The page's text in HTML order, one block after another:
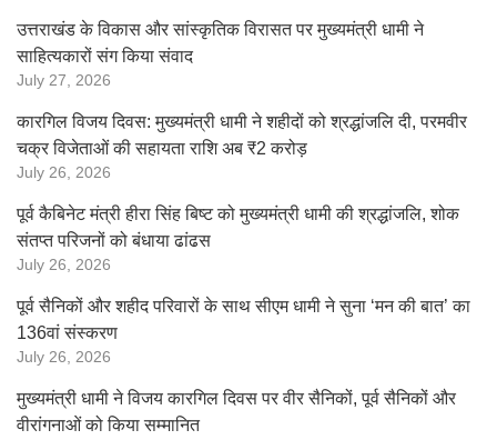
उत्तराखंड के विकास और सांस्कृतिक विरासत पर मुख्यमंत्री धामी ने
साहित्यकारों संग किया संवाद
July 27, 2026
कारगिल विजय दिवस: मुख्यमंत्री धामी ने शहीदों को श्रद्धांजलि दी, परमवीर
चक्र विजेताओं की सहायता राशि अब ₹2 करोड़
July 26, 2026
पूर्व कैबिनेट मंत्री हीरा सिंह बिष्ट को मुख्यमंत्री धामी की श्रद्धांजलि, शोक
संतप्त परिजनों को बंधाया ढांढस
July 26, 2026
पूर्व सैनिकों और शहीद परिवारों के साथ सीएम धामी ने सुना ‘मन की बात’ का
136वां संस्करण
July 26, 2026
मुख्यमंत्री धामी ने विजय कारगिल दिवस पर वीर सैनिकों, पूर्व सैनिकों और
वीरांगनाओं को किया सम्मानित